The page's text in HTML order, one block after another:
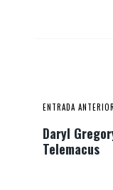
ENTRADA ANTERIOR
Daryl
Telemacus